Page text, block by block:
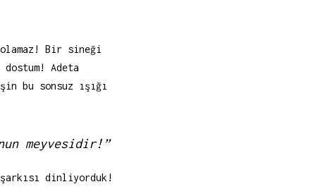
Bir sineği
Adeta
bu sonsuz ışığı
meyvesidir!”
dinliyorduk!